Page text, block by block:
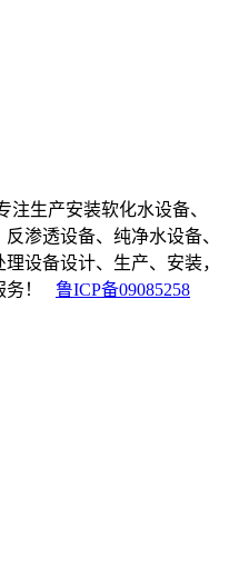
生产安装软化水设备、
渗透设备、纯净水设备、
设备设计、生产、安装，
务！ 鲁ICP备09085258